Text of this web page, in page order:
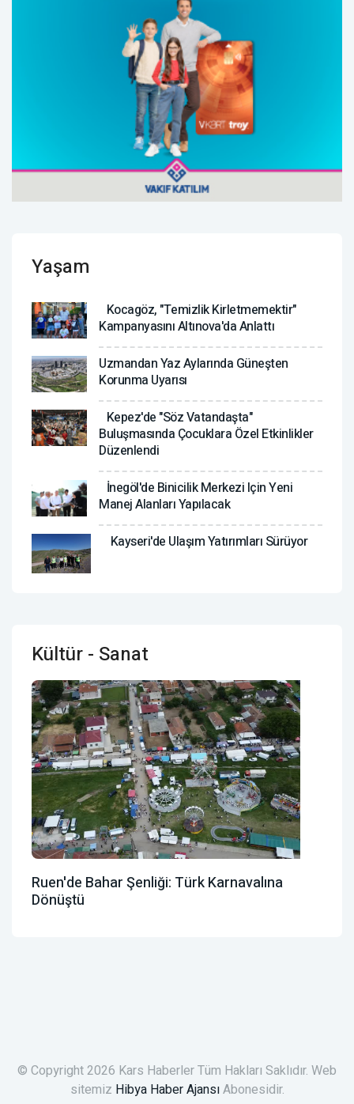
Yaşam
Kocagöz, "Temizlik Kirletmemektir"
Kampanyasını Altınova'da Anlattı
Uzmandan Yaz Aylarında Güneşten
Korunma Uyarısı
Kepez'de "Söz Vatandaşta"
Buluşmasında Çocuklara Özel Etkinlikler
Düzenlendi
İnegöl'de Binicilik Merkezi Için Yeni
Manej Alanları Yapılacak
Kayseri'de Ulaşım Yatırımları Sürüyor
Kültür - Sanat
Ruen'de Bahar Şenliği: Türk Karnavalına
Dönüştü
© Copyright 2026 Kars Haberler Tüm Hakları Saklıdır. Web
sitemiz Hibya Haber AjansıAbonesidir.